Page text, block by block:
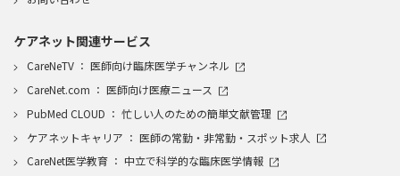
ケアネット関連サービス
CareNeTV ： 医師向け臨床医学チャンネル
CareNet.com ： 医師向け医療ニュース
PubMed CLOUD ： 忙しい人のための簡単文献管理
ケアネットキャリア ： 医師の常勤・非常勤・スポット求人
CareNet医学教育 ： 中立で科学的な臨床医学情報